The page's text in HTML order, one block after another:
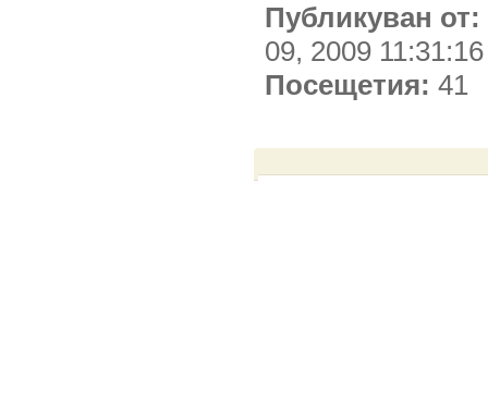
Публикуван от:
09, 2009
Посещетия: 41